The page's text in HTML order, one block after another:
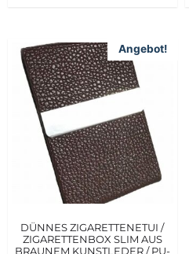
Angebot!
DÜNNES ZIGARETTENETUI /
ZIGARETTENBOX SLIM AUS
BRAUNEM KUNSTLEDER / PU-